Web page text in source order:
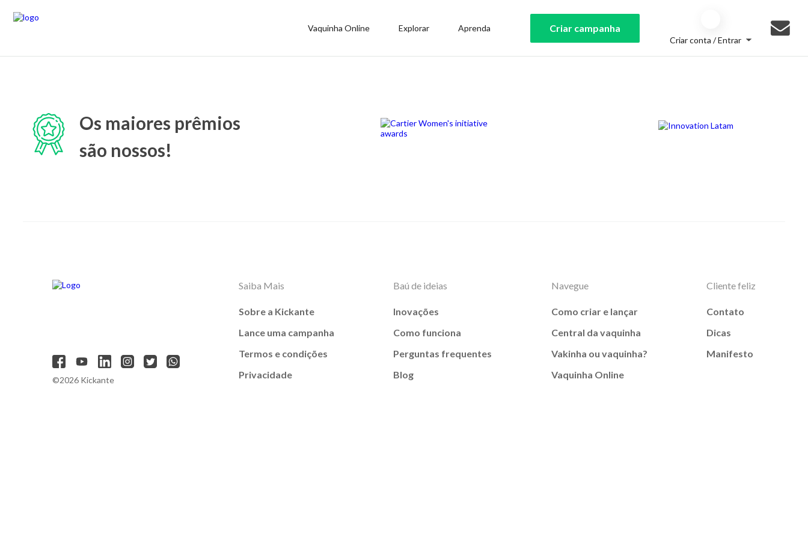
Vaquinha Online Explorar Aprenda Criar campanha
Criar conta / Entrar
Os maiores prêmios
são nossos!
©2026 Kickante
Saiba Mais
Sobre a Kickante
Lance uma campanha
Termos e condições
Privacidade
Baú de ideias
Inovações
Como funciona
Perguntas frequentes
Blog
Navegue
Como criar e lançar
Central da vaquinha
Vakinha ou vaquinha?
Vaquinha Online
Cliente feliz
Contato
Dicas
Manifesto